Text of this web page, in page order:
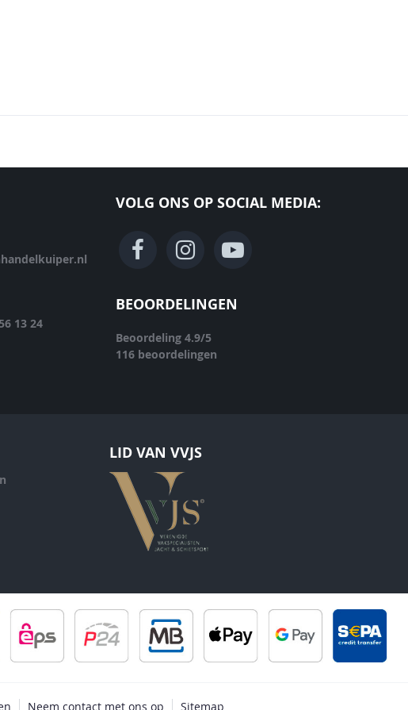
13 24
VOLG ONS OP SOCIAL MEDIA:
BEOORDELINGEN
Beoordeling 4.9/5
116 beoordelingen
LID VAN VVJS
Neem contact met ons op Sitemap